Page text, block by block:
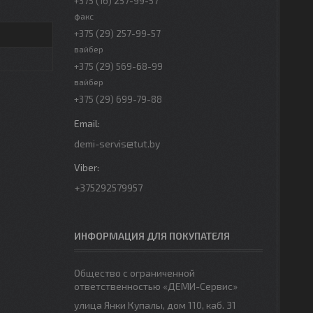
факс
+375 (29) 257-99-57
вайбер
+375 (29) 569-68-99
вайбер
+375 (29) 699-79-88
demi-servis@tut.by
+375292579957
ИНФОРМАЦИЯ ДЛЯ ПОКУПАТЕЛЯ
Общество с ограниченной
ответственностью «ДЕМИ-Сервис»
улица Янки Купалы, дом 110, каб. 31